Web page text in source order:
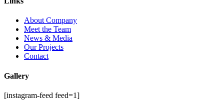
About Company
Meet the Team
News & Media
Our Projects
Contact
Gallery
[instagram-feed feed=1]